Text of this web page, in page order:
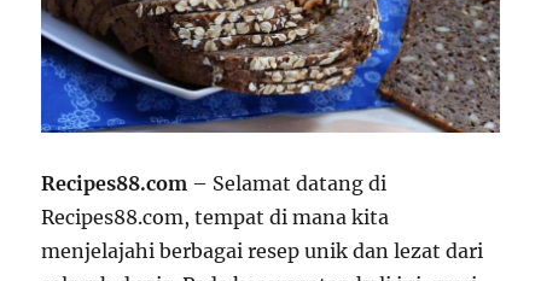
Recipes88.com – Selamat datang di
Recipes88.com, tempat di mana kita
menjelajahi berbagai resep unik dan lezat dari